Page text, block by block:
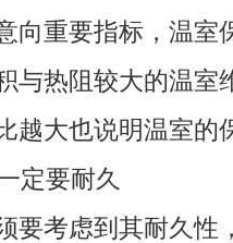
向重要指标，温室
与热阻较大的温室
越大也说明温室的
定要耐久
要考虑到其耐久性